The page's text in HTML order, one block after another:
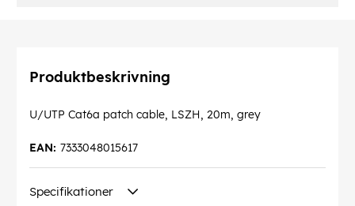
Produktbeskrivning
U/UTP Cat6a patch cable, LSZH, 20m, grey
7333048015617
EAN:
Specifikationer